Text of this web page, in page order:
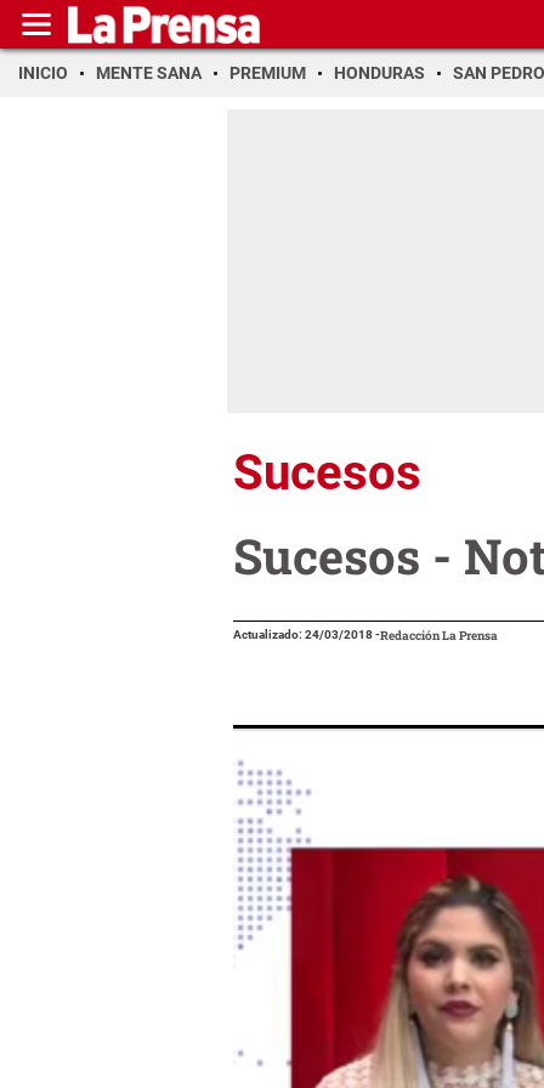
INICIO MENTE SANA PREMIUM HONDURAS SAN PEDRO
Sucesos
Sucesos -
Actualizado: 24/03/2018-Redacción La Prensa